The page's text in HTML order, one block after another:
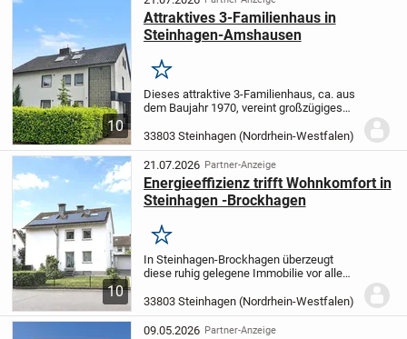
10
Attraktives 3-Familienhaus in
Steinhagen-Amshausen
Merken
Dieses attraktive 3-Familienhaus, ca. aus
dem Baujahr 1970, vereint großzügiges
Nutzungsmöglichkeiten und ein
weitläufiges Grundstück in einer
ansprechenden Wohnlage.
ca....
33803 Steinhagen (Nordrhein-Westfalen)
10
21.07.2026 Partner-Anzeige
Energieeffizienz trifft Wohnkomfort in
Steinhagen -Brockhagen
Merken
In Steinhagen-Brockhagen überzeugt
diese ruhig gelegene Immobilie vor allem
freistehende Zweifamilienhaus wurde in
den vergangenen Jahren umfassend
modernisiert und...
33803 Steinhagen (Nordrhein-Westfalen)
09.05.2026 Partner-Anzeige